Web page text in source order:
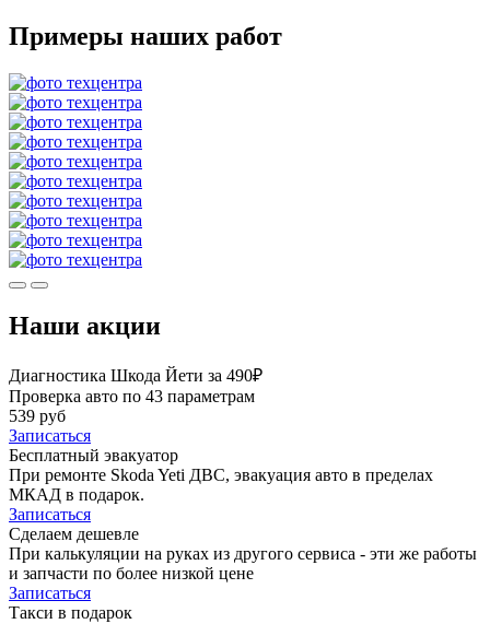
Примеры наших работ
Наши акции
Диагностика Шкода Йети за 490₽
Проверка авто по 43 параметрам
539 руб
Записаться
Бесплатный эвакуатор
При ремонте Skoda Yeti ДВС, эвакуация авто в пределах
МКАД в подарок.
Записаться
Сделаем дешевле
При калькуляции на руках из другого сервиса - эти же работы
и запчасти по более низкой цене
Записаться
Такси в подарок